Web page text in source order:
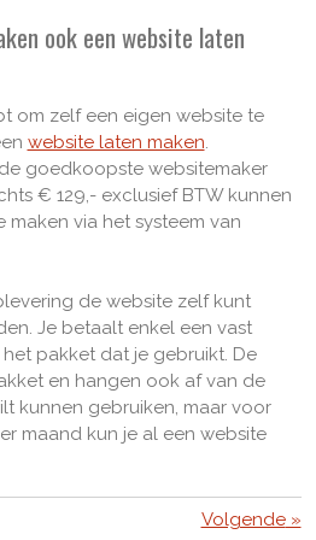
ook een website laten
om zelf een eigen website te
website laten maken.
goedkoopste websitemaker
€ 129,- exclusief BTW kunnen
maken via het systeem van
de website zelf kunt
Je betaalt enkel een vast
pakket dat je gebruikt. De
en hangen ook af van de
kunnen gebruiken, maar voor
maand kun je al een website
Volgende»